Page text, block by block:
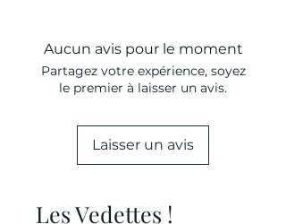
Aucun avis pour le moment
Partagez votre expérience, soyez
le premier à laisser un avis.
Laisser un avis
Les Vedettes !